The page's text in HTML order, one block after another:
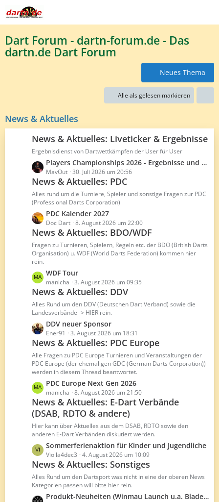
Dart Forum - dartn-forum.de - Das
dartn.de Dart Forum
Neues Thema
Alle als gelesen markieren
News & Aktuelles
News & Aktuelles: Liveticker & Ergebnisse
Ergebnisdienst von Dartwettkämpfen der User für User
L
e
t
z
t
e
B
e
i
t
r
ä
g
e
Players Championships 2026 - Ergebnisse und Averages
MavOut 30. Juli 2026 um 20:56
News & Aktuelles: PDC
Alles rund um die Turniere, Spieler und sonstige Fragen zur PDC
(Professional Darts Corporation)
L
e
t
z
t
e
B
e
i
t
r
ä
g
e
PDC Kalender 2027
Doc Dart 8. August 2026 um 22:00
News & Aktuelles: BDO/WDF
Fragen zu Turnieren, Spielern, Regeln etc. der BDO (British Darts
Organisation) u. WDF (World Darts Federation) kommen hier
rein.
L
e
t
z
t
e
B
e
i
t
r
ä
g
e
WDF Tour
manicha 3. August 2026 um 09:35
News & Aktuelles: DDV
Alles Rund um den DDV (Deutschen Dart Verband) sowie die
Landesverbände -> HIER rein.
L
e
t
z
t
e
B
e
i
t
r
ä
e
DDV neuer Sponsor
Ener91 3. August 2026 um 18:31
News & Aktuelles: PDC Europe
Alle Fragen zu PDC Europe Turnieren und Veranstaltungen der
PDC Europe (der ehemaligen GDC (German Darts Corporation))
werden in diesem Thread beantwortet.
L
e
t
z
t
e
B
e
i
r
PDC Europe Next Gen 2026
manicha 8. August 2026 um 21:50
News & Aktuelles: E-Dart Verbände
(DSAB, RDTO & andere)
Hier kann über Aktuelles aus dem DSAB, RDTO sowie den
anderen E-Dart Verbänden diskutiert werden.
L
e
t
z
t
e
Sommerferienaktion für Kinder und Jugendliche
Violla4dec3 4. August 2026 um 10:09
News & Aktuelles: Sonstiges
Alles Rund um den Dartsport was nicht in eine der oberen News
Kategorien passen will bitte hier rein.
L
Produkt-Neuheiten (Winmau Launch u.a. Blade 5 Dual Core)